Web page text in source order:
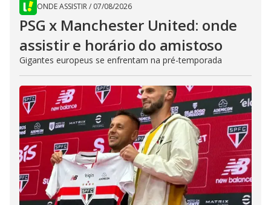
ONDE ASSISTIR/ 07/08/2026
PSG x Manchester United: onde
assistir e horário do amistoso
Gigantes europeus se enfrentam na pré-temporada